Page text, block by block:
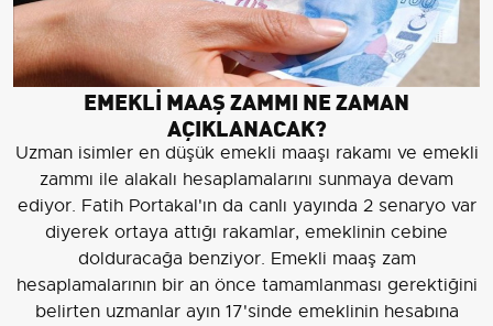
EMEKLİ MAAŞ ZAMMI NE ZAMAN
AÇIKLANACAK?
Uzman isimler en düşük emekli maaşı rakamı ve emekli
zammı ile alakalı hesaplamalarını sunmaya devam
ediyor. Fatih Portakal'ın da canlı yayında 2 senaryo var
diyerek ortaya attığı rakamlar, emeklinin cebine
dolduracağa benziyor. Emekli maaş zam
hesaplamalarının bir an önce tamamlanması gerektiğini
belirten uzmanlar ayın 17'sinde emeklinin hesabına